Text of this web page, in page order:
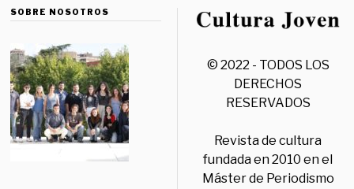
SOBRE NOSOTROS
© 2022 - TODOS LOS
DERECHOS
RESERVADOS
Revista de cultura
fundada en 2010 en el
Máster de Periodismo